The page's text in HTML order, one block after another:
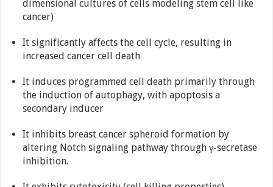
dimensional cultures of cells modeling stem cell like
cancer)
It significantly affects the cell cycle, resulting in
increased cancer cell death
It induces programmed cell death primarily through
the induction of autophagy, with apoptosis a
secondary inducer
It inhibits breast cancer spheroid formation by
altering Notch signaling pathway through γ-secretase
inhibition.